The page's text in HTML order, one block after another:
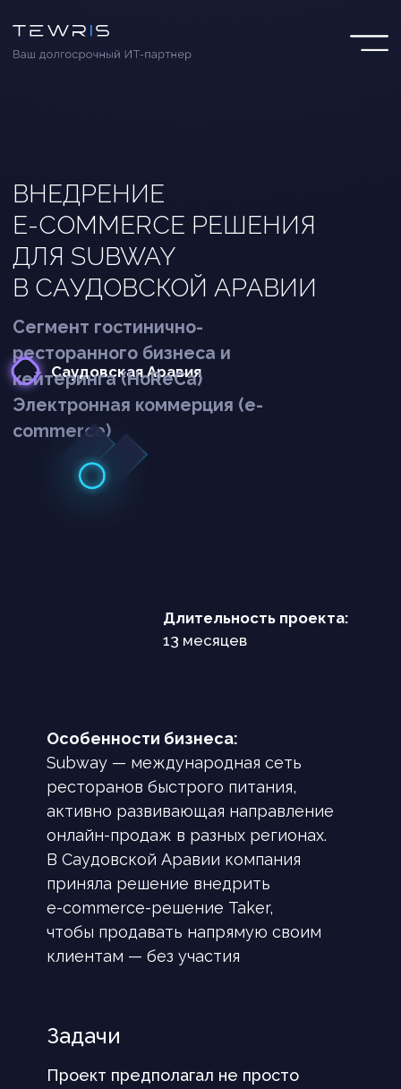
ДЛЯ SUBWAY
В САУДОВСКОЙ АРАВИИ
Саудовская Аравия
Длительность проекта:
13 месяцев
Сегмент гостинично-
ресторанного бизнеса и
кейтеринга (HoReCa)
Электронная коммерция (e-
Особенности бизнеса:
Subway — международная сеть
ресторанов быстрого питания,
активно развивающая направление
онлайн-продаж в разных регионах.
В Саудовской Аравии компания
приняла решение внедрить
e-commerce-решение Taker,
чтобы продавать напрямую своим
клиентам — без участия
Проект предполагал не просто
Задачи